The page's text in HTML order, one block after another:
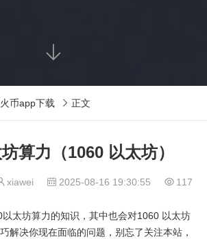

火币app下载  正文
算力（1060 以太坊）
xiawei  2025-08-16 19:30:55  117
太坊算力的知识，其中也会对1060 以太坊
解决你现在面临的问题，别忘了关注本站，